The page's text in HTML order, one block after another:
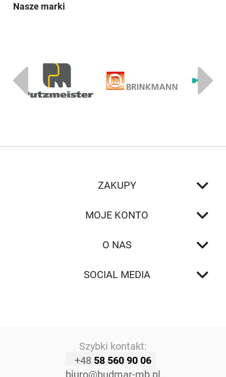
Nasze marki
ZAKUPY
MOJE KONTO
O NAS
SOCIAL MEDIA
Szybki kontakt:
+48 58 560 90 06
biuro@budmar-mb.pl